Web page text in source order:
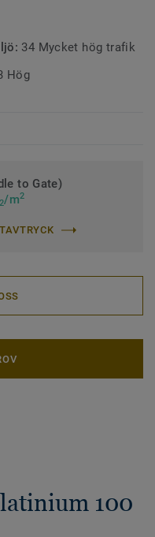
34 Mycket hög trafik
Hög
to Gate)
2/m2
100